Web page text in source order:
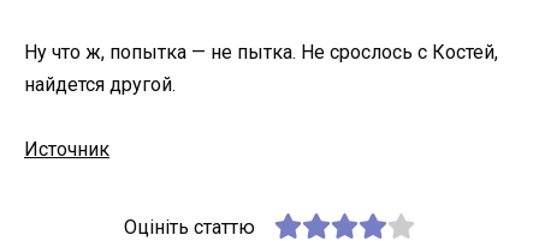
Ну что ж, попытка — не пытка. Не срослось с Костей,
найдется другой.
Источник
Оцініть статтю